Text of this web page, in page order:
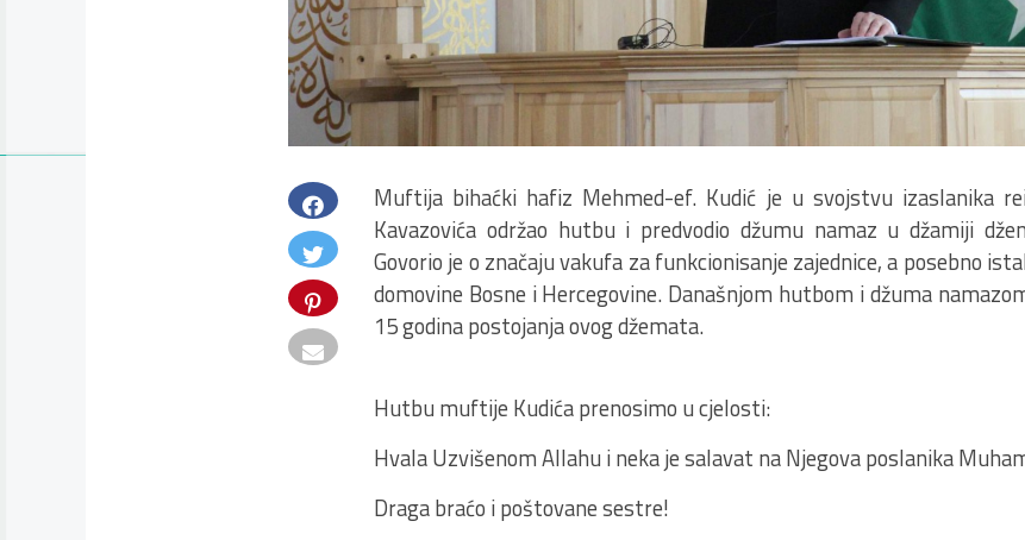
Muftija bihaćki hafiz Mehmed-ef. Kudić je u svojstvu izaslanika
Kavazovića održao hutbu i predvodio džumu namaz u džamiji
Govorio je o značaju vakufa za funkcionisanje zajednice, a posebno
domovine Bosne i Hercegovine. Današnjom hutbom i džuma
15 godina postojanja ovog džemata.
Hutbu muftije Kudića prenosimo u cjelosti:
Hvala Uzvišenom Allahu i neka je salavat na Njegova poslanika
Draga braćo i poštovane sestre!